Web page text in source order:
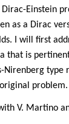
Einstein
as a Dirac
I will first
that is
Nirenberg
problem.
V. Martino